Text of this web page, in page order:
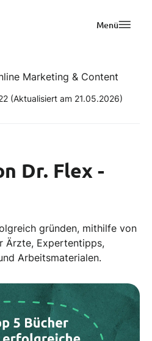
Menü
Marketing & Content
(Aktualisiert am 21.05.2026)
Dr. Flex -
gründen, mithilfe von
Ärzte, Expertentipps,
Arbeitsmaterialen.